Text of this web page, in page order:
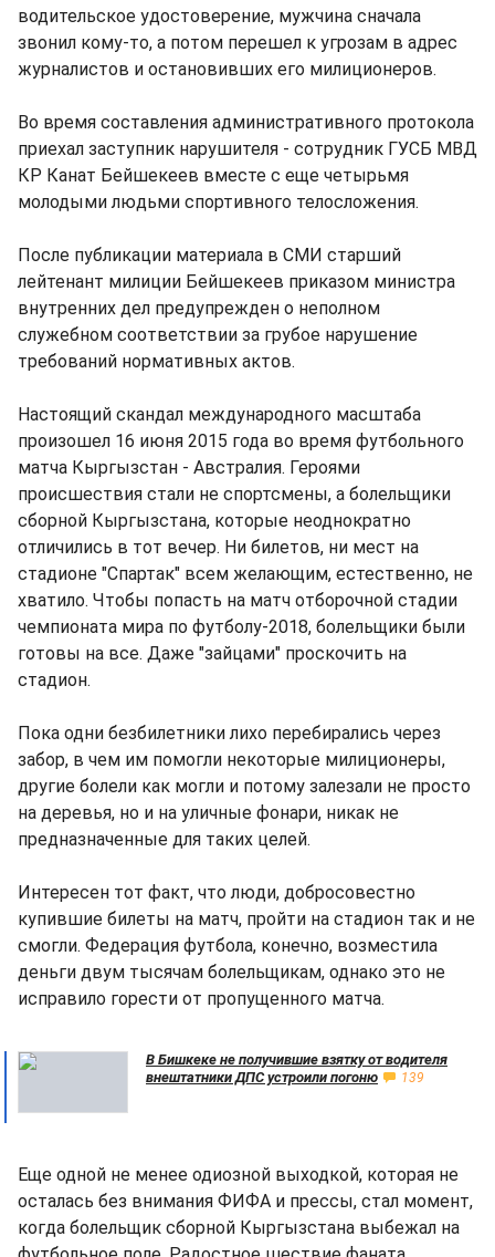
водительское удостоверение, мужчина сначала
звонил кому-то, а потом перешел к угрозам в адрес
журналистов и остановивших его милиционеров.
Во время составления административного протокола
приехал заступник нарушителя - сотрудник ГУСБ МВД
КР Канат Бейшекеев вместе с еще четырьмя
молодыми людьми спортивного телосложения.
После публикации материала в СМИ старший
лейтенант милиции Бейшекеев приказом министра
внутренних дел предупрежден о неполном
служебном соответствии за грубое нарушение
требований нормативных актов.
Настоящий скандал международного масштаба
произошел 16 июня 2015 года во время футбольного
матча Кыргызстан - Австралия. Героями
происшествия стали не спортсмены, а болельщики
сборной Кыргызстана, которые неоднократно
отличились в тот вечер. Ни билетов, ни мест на
стадионе "Спартак" всем желающим, естественно, не
хватило. Чтобы попасть на матч отборочной стадии
чемпионата мира по футболу-2018, болельщики были
готовы на все. Даже "зайцами" проскочить на
стадион.
Пока одни безбилетники лихо перебирались через
забор, в чем им помогли некоторые милиционеры,
другие болели как могли и потому залезали не просто
на деревья, но и на уличные фонари, никак не
предназначенные для таких целей.
Интересен тот факт, что люди, добросовестно
купившие билеты на матч, пройти на стадион так и не
смогли. Федерация футбола, конечно, возместила
деньги двум тысячам болельщикам, однако это не
исправило горести от пропущенного матча.
В Бишкеке не получившие взятку от водителя
внештатники ДПС устроили погоню
139
Еще одной не менее одиозной выходкой, которая не
осталась без внимания ФИФА и прессы, стал момент,
когда болельщик сборной Кыргызстана выбежал на